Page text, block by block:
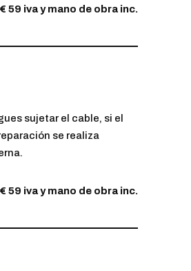
59 iva y mano de obra inc.
sujetar el cable, si el
se realiza
59 iva y mano de obra inc.